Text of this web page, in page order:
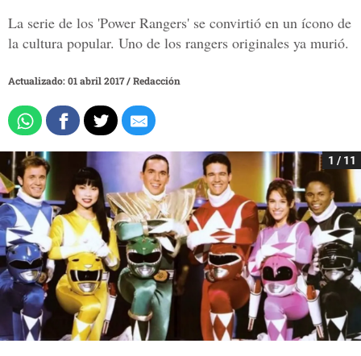
La serie de los 'Power Rangers' se convirtió en un ícono de
la cultura popular. Uno de los rangers originales ya murió.
Actualizado: 01 abril 2017/Redacción
1 / 11